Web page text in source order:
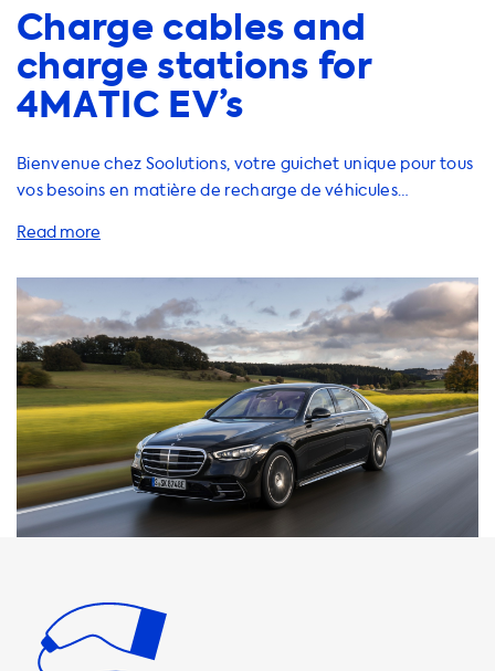
Charge cables and
charge stations for
4MATIC EV’s
Bienvenue chez Soolutions, votre guichet unique pour tous
vos besoins en matière de recharge de véhicules
savez probablement déjà que votre voiture est équipée
charger votre voiture à la maison avec un câble de
recharge standard ou avec une station de recharge
murale. Nous proposons une large gamme de produits pour
répondre à tous vos besoins en matière de recharge à
domicile. Il est important de noter que la vitesse de charge
maximale sur les stations de recharge AC est de 22 kW
pour les véhicules Mercedes S 580 e. Cela signifie que votre
voiture ne pourra jamais charger plus rapidement que cela
sur une station de recharge AC. Nous vous recommandons
de choisir des produits de recharge dont la vitesse de
charge est supérieure à celle de votre voiture, votre
voiture ne pourra pas charger à la vitesse maximale de ce